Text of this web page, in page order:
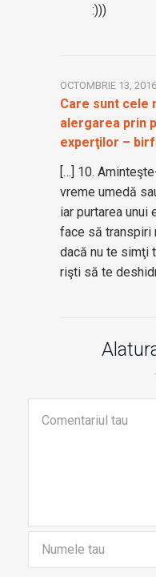
:)))
Care sunt cele
alergarea prin
experţilor –
OCTOMBRIE 13,
[…] 10.
vreme umedă
iar purtarea unui
face să transpiri
dacă nu te simţi
rişti să te